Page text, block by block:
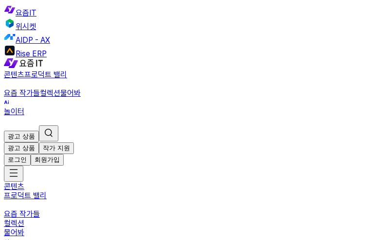
요즘IT
위시켓
AIDP - AX
Rise ERP
콘텐츠프로덕트 밸리
요즘 작가들컬렉션물어봐
놀이터
광고 상품
광고 상품
작가 지원
로그인
회원가입
콘텐츠
프로덕트 밸리
요즘 작가들
컬렉션
물어봐